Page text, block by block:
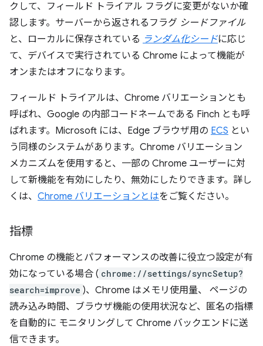
クして、フィールド トライアル フラグに変更がないか確
認します。サーバーから返されるフラグ シードファイル
と、ローカルに保存されている ランダム化シードに応じ
て、デバイスで実行されている Chrome によって機能が
オンまたはオフになります。
フィールド トライアルは、Chrome バリエーションとも
呼ばれ、Google の内部コードネームである Finch とも呼
ばれます。Microsoft には、Edge ブラウザ用の ECS とい
う同様のシステムがあります。Chrome バリエーション
メカニズムを使用すると、一部の Chrome ユーザーに対
して新機能を有効にしたり、無効にしたりできます。詳し
くは、 Chrome バリエーションとはをご覧ください。
指標
Chrome の機能とパフォーマンスの改善に役立つ設定が有
効になっている場合 ( chrome://settings/syncSetup?
search=improve )、Chrome はメモリ使用量、 ページの
読み込み時間、ブラウザ機能の使用状況など、匿名の指標
を自動的に モニタリングして Chrome バックエンドに送
信できます。